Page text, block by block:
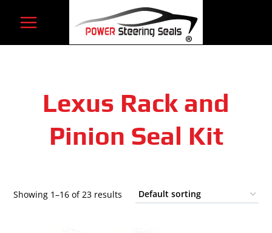
Lexus Rack and
Pinion Seal Kit
Showing 1–16 of 23 results